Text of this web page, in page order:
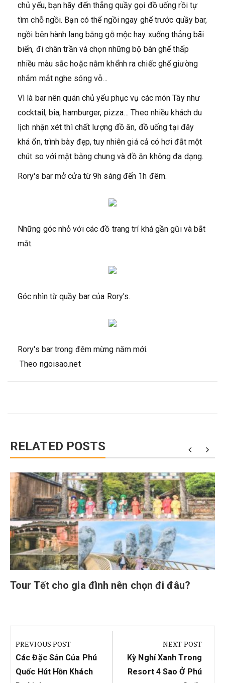
chủ yếu, bạn hãy đến thẳng quầy gọi đồ uống rồi tự
tìm chỗ ngồi. Bạn có thể ngồi ngay ghế trước quầy bar,
ngồi bên hành lang bằng gỗ mộc hay xuống thẳng bãi
biển, đi chân trần và chọn những bộ bàn ghế thấp
nhiều màu sắc hoặc nằm khểnh ra chiếc ghế giường
nhắm mắt nghe sóng vỗ…
Vì là bar nên quán chủ yếu phục vụ các món Tây như
cocktail, bia, hamburger, pizza… Theo nhiều khách du
lịch nhận xét thì chất lượng đồ ăn, đồ uống tại đây
khá ổn, trình bày đẹp, tuy nhiên giá cả có hơi đắt một
chút so với mặt bằng chung và đồ ăn không đa dạng.
Rory's bar mở cửa từ 9h sáng đến 1h đêm.
Những góc nhỏ với các đồ trang trí khá gần gũi và bắt
mắt.
Góc nhìn từ quầy bar của Rory's.
Rory's bar trong đêm mừng năm mới.
Theo ngoisao.net
RELATED POSTS
Tour Tết cho gia đình nên chọn đi đâu?
hướng
bài
viết
PREVIOUS POST
Previous
Post:
Các Đặc Sản Của Phú
Quốc Hút Hồn Khách
NEXT POST
Next
Post:
Kỳ Nghỉ Xanh Trong
Resort 4 Sao Ở Phú